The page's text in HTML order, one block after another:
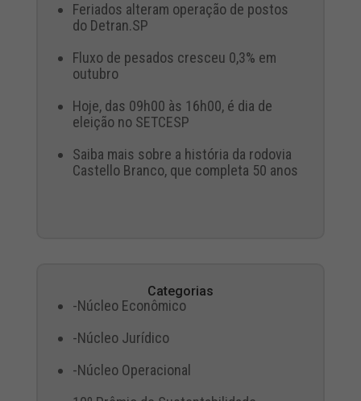
Feriados alteram operação de postos
do Detran.SP
Fluxo de pesados cresceu 0,3% em
outubro
Hoje, das 09h00 às 16h00, é dia de
eleição no SETCESP
Saiba mais sobre a história da rodovia
Castello Branco, que completa 50 anos
Categorias
-Núcleo Econômico
-Núcleo Jurídico
-Núcleo Operacional